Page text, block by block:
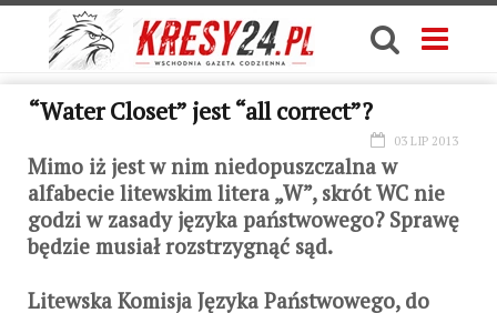
“Water Closet” jest “all correct”?
03 LIP 2013
Mimo iż jest w nim niedopuszczalna w
alfabecie litewskim litera „W”, skrót WC nie
godzi w zasady języka państwowego? Sprawę
będzie musiał rozstrzygnąć sąd.
Litewska Komisja Języka Państwowego, do